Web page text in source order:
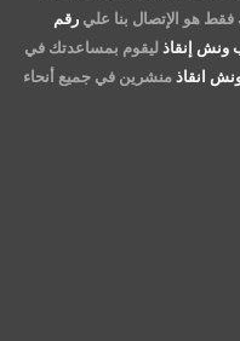
هو الإتصال بنا علي رقم
ونش إنقاذ ليقوم بمساعدتك في
انقاذمنشرين في جميع أنحاء